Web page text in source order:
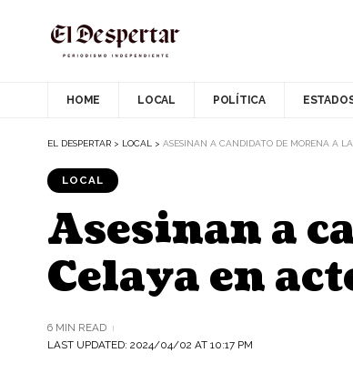
HOME LOCAL POLÍTICA
EL DESPERTAR > LOCAL > ASESINAN A CANDIDATO DE MORENA A
LOCAL
Asesinan a
Celaya en
LAST UPDATED: 2024/04/02 AT 10:17 PM
6 MIN READ